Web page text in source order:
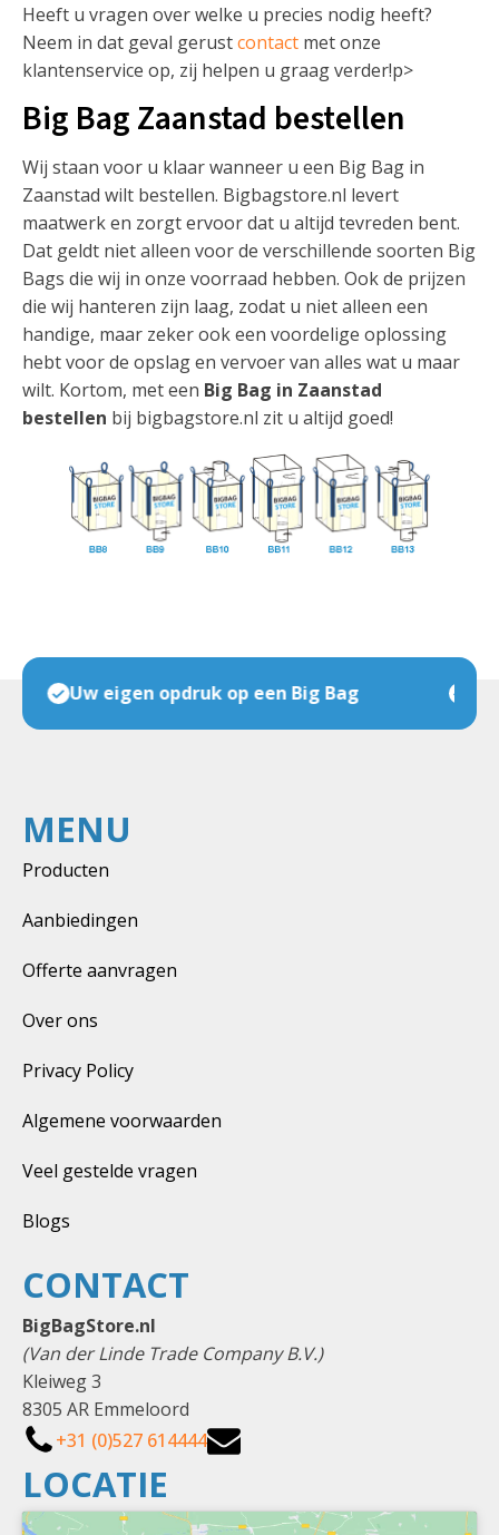
Heeft u vragen over welke u precies nodig heeft?
Neem in dat geval gerustcontact met onze
klantenservice op, zij helpen u graag verder!p>
Big Bag Zaanstad bestellen
Wij staan voor u klaar wanneer u een Big Bag in
Zaanstad wilt bestellen. Bigbagstore.nl levert
maatwerk en zorgt ervoor dat u altijd tevreden bent.
Dat geldt niet alleen voor de verschillende soorten Big
Bags die wij in onze voorraad hebben. Ook de prijzen
die wij hanteren zijn laag, zodat u niet alleen een
handige, maar zeker ook een voordelige oplossing
hebt voor de opslag en vervoer van alles wat u maar
wilt. Kortom, met een Big Bag in Zaanstad
bestellen bij bigbagstore.nl zit u altijd goed!
Veel maten & soorten op voorraad
MENU
Producten
Aanbiedingen
Offerte aanvragen
Over ons
Privacy Policy
Algemene voorwaarden
Veel gestelde vragen
Blogs
LOCATIE
CONTACT
BigBagStore.nl
(Van der Linde Trade Company B.V.)
Kleiweg 3
8305 AR Emmeloord
+31 (0)527 614444